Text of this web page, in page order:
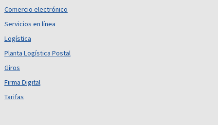
Comercio electrónico
Servicios en línea
Logística
Planta Logística Postal
Giros
Firma Digital
Tarifas